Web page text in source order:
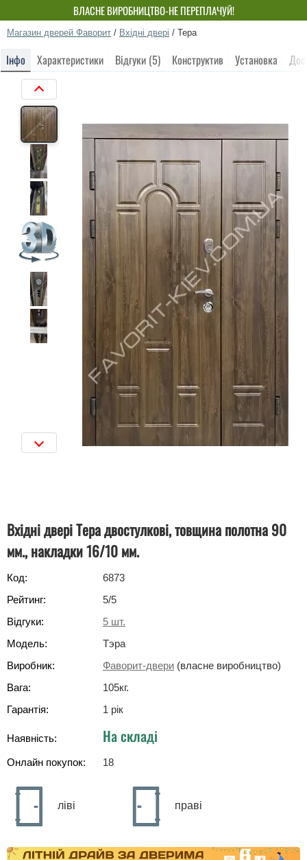
ВЛАСНЕ ВИРОБНИЦТВО-НЕ ПЕРЕПЛАЧУЙ!
Магазин дверей Фаворит / Вхідні двері / Тера
Інфо Характеристики Відгуки (5) Конструктив Установка
Вхідні двері Тера двостулкові, товщина полотна 90
мм., накладки 16/10 мм.
Код:
6873
Рейтинг:
5/5
Відгуки:
5 шт.
Модель:
Тэра
Виробник:
Фаворит-двери (власне виробництво)
Вага:
105кг.
Гарантія:
1 рік
Наявність: На складі
Онлайн покупок: 18
ліві праві